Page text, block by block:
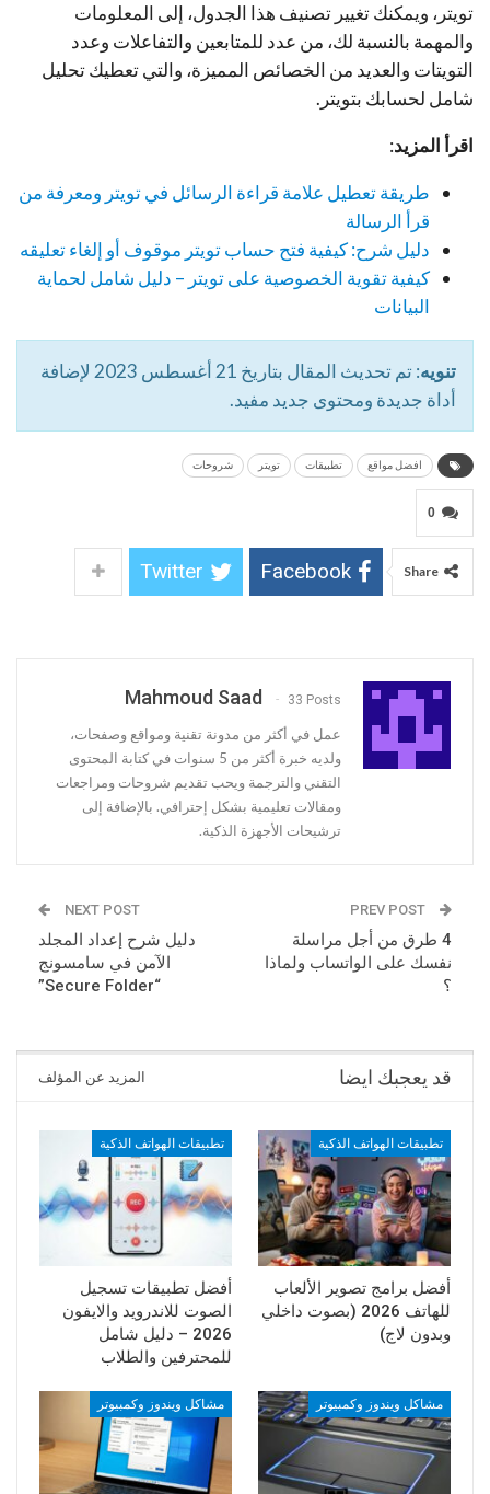
تويتر، ويمكنك تغيير تصنيف هذا الجدول، إلى المعلومات
والمهمة بالنسبة لك، من عدد للمتابعين والتفاعلات وعدد
التويتات والعديد من الخصائص المميزة، والتي تعطيك تحليل
شامل لحسابك بتويتر.
اقرأ المزيد:
طريقة تعطيل علامة قراءة الرسائل في تويتر ومعرفة من
قرأ الرسالة
دليل شرح: كيفية فتح حساب تويتر موقوف أو إلغاء تعليقه
كيفية تقوية الخصوصية على تويتر – دليل شامل لحماية
البيانات
تنويه
: تم تحديث المقال بتاريخ 21 أغسطس 2023 لإضافة
أداة جديدة ومحتوى جديد مفيد.
افضل مواقع تطبيقات تويتر شروحات
0
Share
Facebook
Twitter
Mahmoud Saad 33 Posts
عمل في أكثر من مدونة تقنية ومواقع وصفحات،
ولديه خبرة أكثر من 5 سنوات في كتابة المحتوى
التقني والترجمة ويحب تقديم شروحات ومراجعات
ومقالات تعليمية بشكل إحترافي. بالإضافة إلى
ترشيحات الأجهزة الذكية.
4 طرق من أجل مراسلة
نفسك على الواتساب ولماذا
؟
NEXT POST
دليل شرح إعداد المجلد
الآمن في سامسونج
“Secure Folder”
قد يعجبك ايضا المزيد عن المؤلف
تطبيقات الهواتف الذكية
أفضل برامج تصوير الألعاب
للهاتف 2026 (بصوت داخلي
وبدون لاج)
تطبيقات الهواتف الذكية
أفضل تطبيقات تسجيل
الصوت للاندرويد والايفون
2026 – دليل شامل
للمحترفين والطلاب
مشاكل ويندوز وكمبيوتر مشاكل ويندوز وكمبيوتر